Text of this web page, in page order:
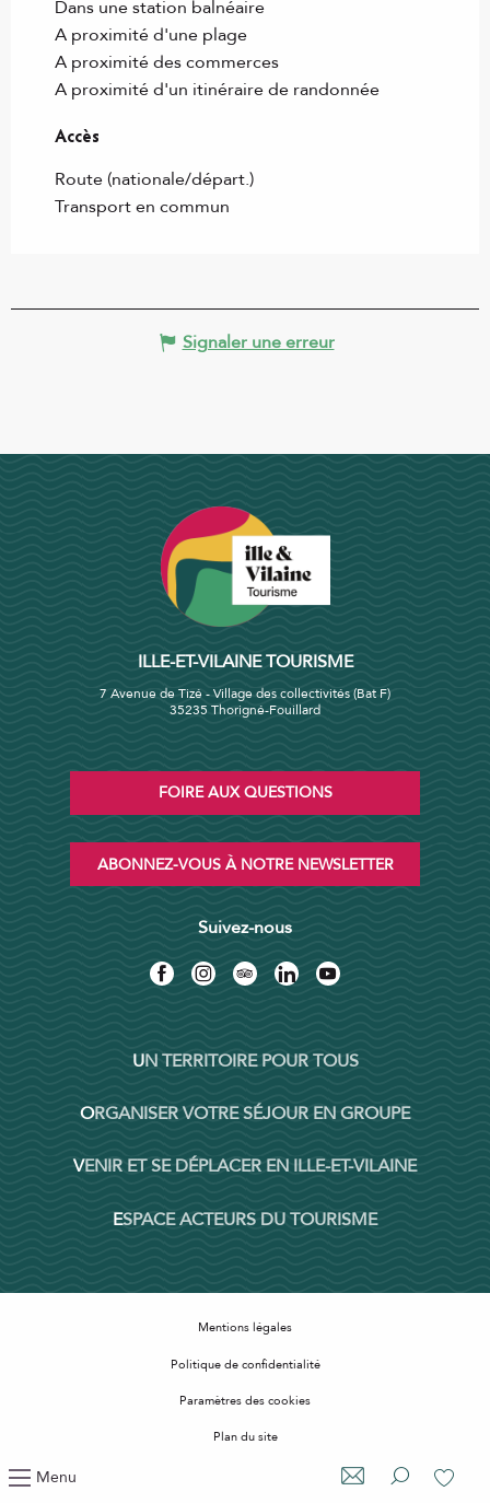
Menu
Dans une station balnéaire
A proximité d'une plage
A proximité des commerces
A proximité d'un itinéraire de randonnée
Accès
Accès
Route (nationale/départ.)
Transport en commun
Signaler une erreur
ILLE-ET-VILAINE TOURISME
7 Avenue de Tizé - Village des collectivités (Bat F)
35235 Thorigné-Fouillard
FOIRE AUX QUESTIONS
ABONNEZ-VOUS À NOTRE NEWSLETTER
Suivez-nous
UN TERRITOIRE POUR TOUS
ORGANISER VOTRE SÉJOUR EN GROUPE
VENIR ET SE DÉPLACER EN ILLE-ET-VILAINE
ESPACE ACTEURS DU TOURISME
Mentions légales
Politique de confidentialité
Paramètres des cookies
Plan du site